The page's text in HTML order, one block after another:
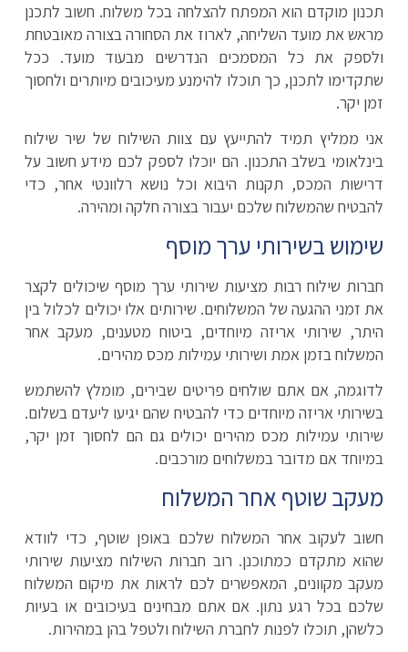
תכנון מוקדם הוא המפתח להצלחה בכל משלוח. חשוב לתכנן
מראש את מועד השליחה, לארוז את הסחורה בצורה מאובטחת
ולספק את כל המסמכים הנדרשים מבעוד מועד. ככל
שתקדימו לתכנן, כך תוכלו להימנע מעיכובים מיותרים ולחסוך
זמן יקר.
אני ממליץ תמיד להתייעץ עם צוות השילוח של שיר שילוח
בינלאומי בשלב התכנון. הם יוכלו לספק לכם מידע חשוב על
דרישות המכס, תקנות היבוא וכל נושא רלוונטי אחר, כדי
להבטיח שהמשלוח שלכם יעבור בצורה חלקה ומהירה.
שימוש בשירותי ערך מוסף
חברות שילוח רבות מציעות שירותי ערך מוסף שיכולים לקצר
את זמני ההגעה של המשלוחים. שירותים אלו יכולים לכלול בין
היתר, שירותי אריזה מיוחדים, ביטוח מטענים, מעקב אחר
המשלוח בזמן אמת ושירותי עמילות מכס מהירים.
לדוגמה, אם אתם שולחים פריטים שבירים, מומלץ להשתמש
בשירותי אריזה מיוחדים כדי להבטיח שהם יגיעו ליעדם בשלום.
שירותי עמילות מכס מהירים יכולים גם הם לחסוך זמן יקר,
במיוחד אם מדובר במשלוחים מורכבים.
מעקב שוטף אחר המשלוח
חשוב לעקוב אחר המשלוח שלכם באופן שוטף, כדי לוודא
שהוא מתקדם כמתוכנן. רוב חברות השילוח מציעות שירותי
מעקב מקוונים, המאפשרים לכם לראות את מיקום המשלוח
שלכם בכל רגע נתון. אם אתם מבחינים בעיכובים או בעיות
כלשהן, תוכלו לפנות לחברת השילוח ולטפל בהן במהירות.